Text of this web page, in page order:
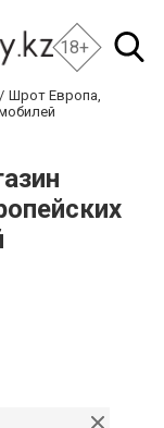
18+
Шрот Европа,